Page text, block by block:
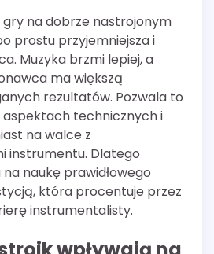
na dobrze nastrojonym
prostu przyjemniejsza i
Muzyka brzmi lepiej, a
ma większą
rezultatów. Pozwala to
aspektach technicznych i
na walce z
instrumentu. Dlatego
naukę prawidłowego
która procentuje przez
instrumentalisty.